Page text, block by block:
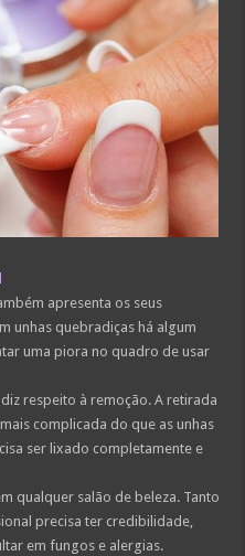
apresenta os seus
unhas quebradiças há algum
uma piora no quadro de usar
respeito à remoção. A retirada
complicada do que as unhas
ser lixado completamente e
qualquer salão de beleza. Tanto
precisa ter credibilidade,
em fungos e alergias.